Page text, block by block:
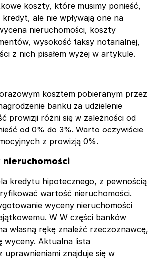
koszty, które musimy ponieść,
ale nie wpływają one na
nieruchomości, koszty
wysokość taksy notarialnej,
z nich pisałem wyżej w artykule.
kosztem pobieranym przez
banku za udzielenie
prowizji różni się w zależności od
od 0% do 3%. Warto oczywiście
z prowizją 0%.
nieruchomości
kredytu hipotecznego, z pewnością
wartość nieruchomości.
wyceny nieruchomości
W W części banków
własną rękę znaleźć rzeczoznawcę,
wyceny. Aktualna lista
uprawnieniami znajduje się w